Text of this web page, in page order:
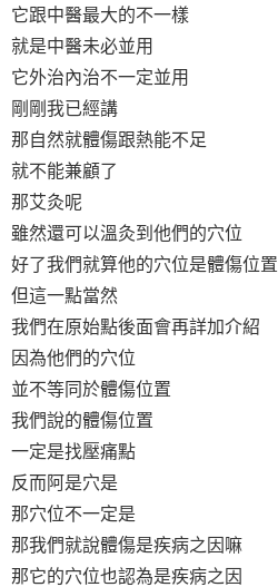
它跟中醫最大的不一樣
就是中醫未必並用
它外治內治不一定並用
剛剛我已經講
那自然就體傷跟熱能不足
就不能兼顧了
那艾灸呢
雖然還可以溫灸到他們的穴位
好了我們就算他的穴位是體傷位置
但這一點當然
我們在原始點後面會再詳加介紹
因為他們的穴位
並不等同於體傷位置
我們說的體傷位置
一定是找壓痛點
反而阿是穴是
那穴位不一定是
那我們就說體傷是疾病之因嘛
那它的穴位也認為是疾病之因